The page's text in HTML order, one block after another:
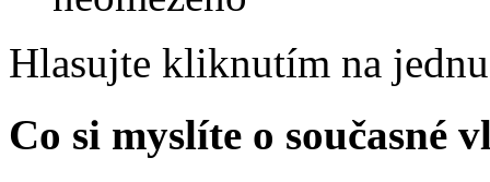
Hlasujte kliknutím na
Co si myslíte o současné